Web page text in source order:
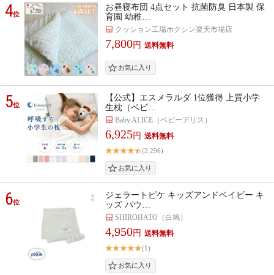
4位
お昼寝布団 4点セット 抗菌防臭 日本製 保
育園 幼稚…
クッション工場ホクシン楽天市場店
7,800円
5位
【公式】エスメラルダ 1位獲得 上質小学
生枕（ベビ…
Baby ALICE（ベビーアリス）
6,925円
(2,296)
6位
ジェラートピケ キッズアンドベイビー キ
ッズ パウ…
SHIROHATO（白鳩）
4,950円
(1)